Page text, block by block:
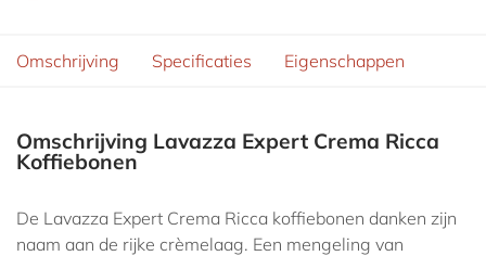
Omschrijving Specificaties Eigenschappen
Omschrijving Lavazza Expert Crema Ricca
Koffiebonen
De Lavazza Expert Crema Ricca koffiebonen danken zijn
naam aan de rijke crèmelaag. Een mengeling van